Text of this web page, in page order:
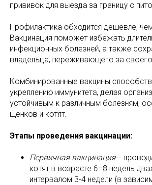
прививок для выезда за границу с
Профилактика обходится дешевле,
Вакцинация поможет избежать
инфекционных болезней, а также
владельца, переживающего за
Комбинированные вакцины
укреплению иммунитета, делая
устойчивым к различным болезням,
щенков и котят.
Этапы проведения вакцинации:
Первичная вакцинация—
котят в возрасте 6–8 недель
интервалом 3-4 недели (в